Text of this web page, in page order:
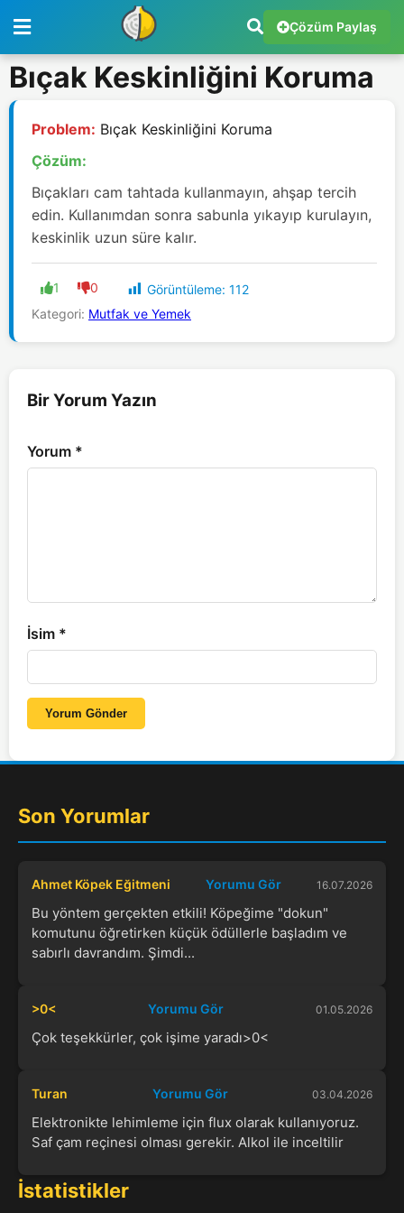
Çözüm Paylaş
Bıçak Keskinliğini Koruma
Problem: Bıçak Keskinliğini Koruma
Çözüm:
Bıçakları cam tahtada kullanmayın, ahşap tercih
edin. Kullanımdan sonra sabunla yıkayıp kurulayın,
keskinlik uzun süre kalır.
1 0 Görüntüleme: 112
Kategori: Mutfak ve Yemek
Bir Yorum Yazın
Yorum *
İsim *
Yorum Gönder
Son Yorumlar
Ahmet Köpek Eğitmeni Yorumu Gör 16.07.2026
Bu yöntem gerçekten etkili! Köpeğime "dokun"
komutunu öğretirken küçük ödüllerle başladım ve
sabırlı davrandım. Şimdi...
>0< Yorumu Gör 01.05.2026
Çok teşekkürler, çok işime yaradı>0<
Turan Yorumu Gör 03.04.2026
Elektronikte lehimleme için flux olarak kullanıyoruz.
Saf çam reçinesi olması gerekir. Alkol ile inceltilir
İstatistikler